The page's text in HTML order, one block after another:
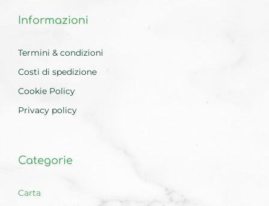
Informazioni
Termini & condizioni
Costi di spedizione
Cookie Policy
Privacy policy
Categorie
Carta